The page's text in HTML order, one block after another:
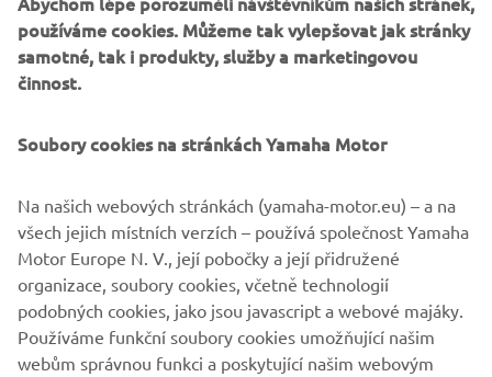
The new YAM range consists of the following product
STi-series (Sport Tenders). While the aforementioned
remains as a part of the YAM product range with its pre-
existing design.
CHECK NEW YAM RANGE
používáme cookies. Můžeme tak vylepšovat jak stránky
samotné, tak i produkty, služby a marketingovou
činnost.
Soubory cookies na stránkách Yamaha Motor
Na našich webových stránkách (yamaha-motor.eu) – a na
všech jejich místních verzích – používá společnost Yamaha
Motor Europe N. V., její pobočky a její přidružené
organizace, soubory cookies, včetně technologií
podobných cookies, jako jsou javascript a webové majáky.
Používáme funkční soubory cookies umožňující našim
webům správnou funkci a poskytující našim webovým